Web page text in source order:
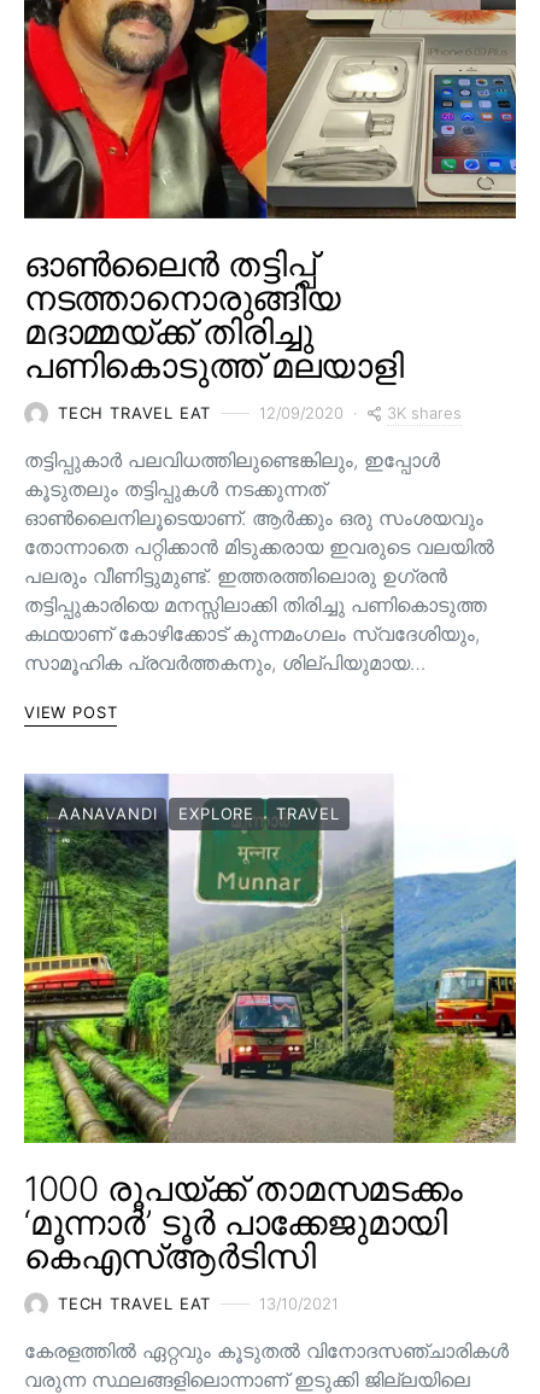
ഓൺലൈൻ തട്ടിപ്പ്
നടത്താനൊരുങ്ങിയ
മദാമ്മയ്ക്ക് തിരിച്ചു
പണികൊടുത്ത് മലയാളി
TECH TRAVEL EAT 12/09/2020 3K shares
തട്ടിപ്പുകാർ പലവിധത്തിലുണ്ടെങ്കിലും, ഇപ്പോൾ
കൂടുതലും തട്ടിപ്പുകൾ നടക്കുന്നത്
ഓൺലൈനിലൂടെയാണ്. ആർക്കും ഒരു സംശയവും
തോന്നാതെ പറ്റിക്കാൻ മിടുക്കരായ ഇവരുടെ വലയിൽ
പലരും വീണിട്ടുമുണ്ട്. ഇത്തരത്തിലൊരു ഉഗ്രൻ
തട്ടിപ്പുകാരിയെ മനസ്സിലാക്കി തിരിച്ചു പണികൊടുത്ത
കഥയാണ് കോഴിക്കോട് കുന്നമംഗലം സ്വദേശിയും,
സാമൂഹിക പ്രവർത്തകനും, ശില്പിയുമായ…
VIEW POST
AANAVANDI EXPLORE TRAVEL
1000 രൂപയ്ക്ക് താമസമടക്കം
‘മൂന്നാർ’ ടൂർ പാക്കേജുമായി
കെഎസ്ആർടിസി
TECH TRAVEL EAT 13/10/2021
കേരളത്തിൽ ഏറ്റവും കൂടുതൽ വിനോദസഞ്ചാരികൾ
വരുന്ന സ്ഥലങ്ങളിലൊന്നാണ് ഇടുക്കി ജില്ലയിലെ